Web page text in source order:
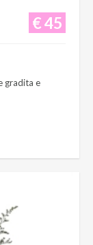
€ 45
gradita e